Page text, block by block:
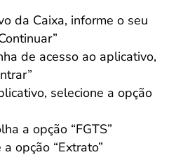
da Caixa, informe o seu
de acesso ao aplicativo,
selecione a opção
a opção “FGTS”
opção “Extrato”